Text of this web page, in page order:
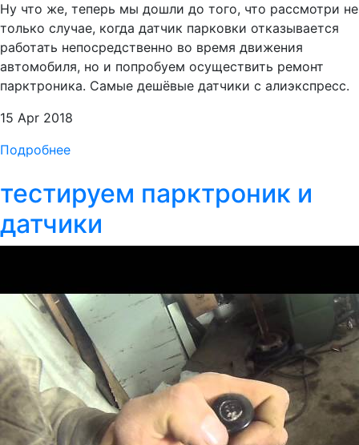
Ну что же, теперь мы дошли до того, что рассмотри не
только случае, когда датчик парковки отказывается
работать непосредственно во время движения
автомобиля, но и попробуем осуществить ремонт
парктроника. Самые дешёвые датчики с алиэкспресс.
15 Apr 2018
Подробнее
тестируем парктроник и
датчики